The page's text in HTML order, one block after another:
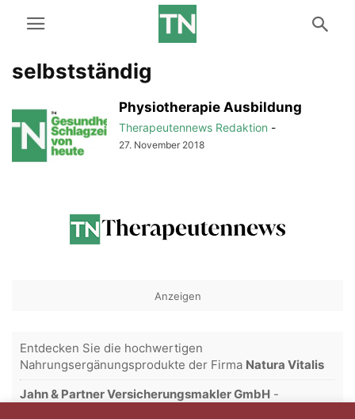
selbstständig
Physiotherapie Ausbildung
Therapeutennews Redaktion -
27. November 2018
Anzeigen
Entdecken Sie die hochwertigen
Nahrungsergänungsprodukte der Firma Natura Vitalis
Jahn & Partner Versicherungsmakler GmbH -